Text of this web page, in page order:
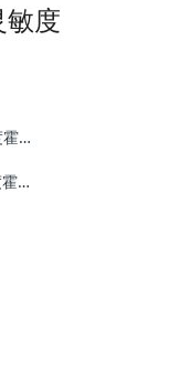
度
IC
IC